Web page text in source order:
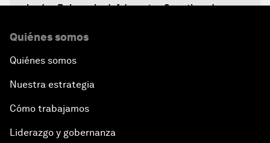
Jordan Relaunched: Advancing Growth and
The Future of Jobs
Iraq's Twin Challenges
Quiénes somos
Quiénes somos
Nuestra estrategia
Cómo trabajamos
Liderazgo y gobernanza